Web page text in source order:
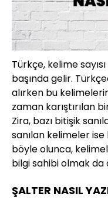
Türkçe, kelime
başında gelir.
alırken bu
zaman karıştırılan
Zira, bazı bitişik
sanılan kelimeler
böyle olunca,
bilgi sahibi olmak
ŞALTER NASIL